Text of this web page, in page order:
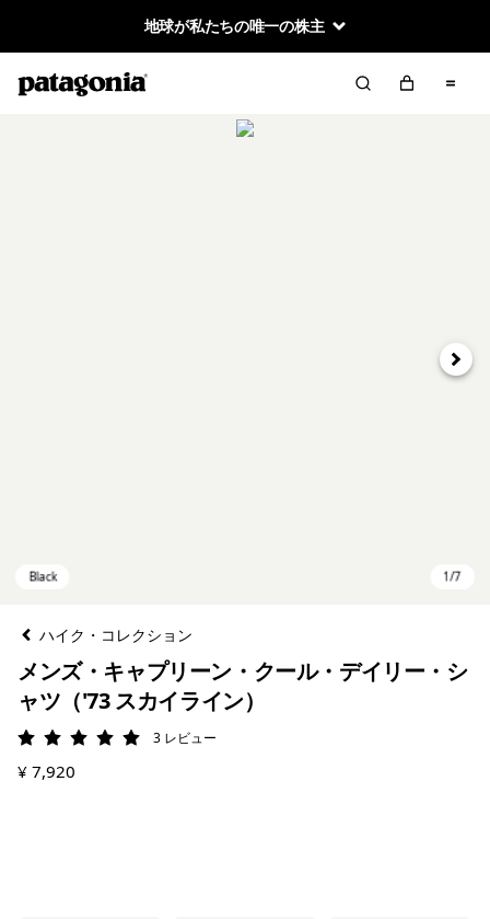
地球が私たちの唯一の株主
次へ
ハイク・コレクション
メンズ・キャプリーン・クール・デイリー・シ
ャツ（'73 スカイライン）
評価: 5 / 5 3 レビュー
¥ 7,920